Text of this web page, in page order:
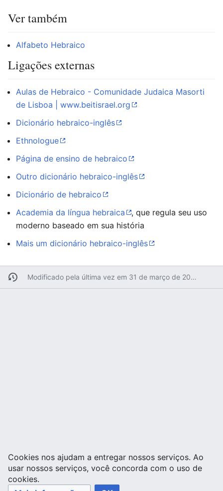
Ver também
Alfabeto Hebraico
Ligações externas
Aulas de Hebraico - Comunidade Judaica Masorti
de Lisboa | www.beitisrael.org
Dicionário hebraico-inglês
Ethnologue
Página de ensino de hebraico
Outro dicionário hebraico-inglês
Dicionário de hebraico
Academia da língua hebraica
, que regula seu uso
moderno baseado em sua história
Mais um dicionário hebraico-inglês
Modificado pela última vez em 31 de março de 2007 às 04h44min
Cookies nos ajudam a entregar nossos serviços. Ao
usar nossos serviços, você concorda com o uso de
cookies.